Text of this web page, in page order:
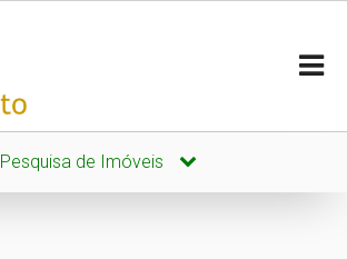
Pesquisa de Imóveis